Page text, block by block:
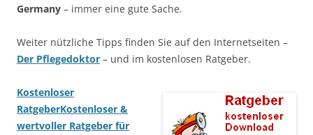
Germany – immer eine gute Sache.
Weiter nützliche Tipps finden Sie auf den Internetseiten –
Der Pflegedoktor – und im kostenlosen Ratgeber.
Kostenloser
RatgeberKostenloser &
wertvoller Ratgeber für